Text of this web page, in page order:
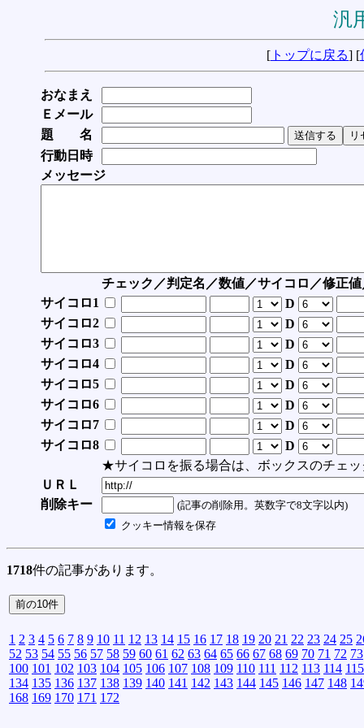
汎
[ トップに戻る] [
おなまえ
Ｅメール
題 名
行動日時
メッセージ
チェック／判定名／数値／サイコロ／修正
サイコロ1
D
サイコロ2
D
サイコロ3
D
サイコロ4
D
サイコロ5
D
サイコロ6
D
サイコロ7
D
サイコロ8
D
★サイコロを振る場合は、ボックスのチェッ
ＵＲＬ
削除キー
(記事の削除用。英数字で8文字以内)
クッキー情報を保存
1718件の記事があります。
1 2 3 4 5 6 7 8 9 10 11 12 13 14 15 16 17 18 19 20 21 22 23 24 25
52 53 54 55 56 57 58 59 60 61 62 63 64 65 66 67 68 69 70 71 72 73
100 101 102 103 104 105 106 107 108 109 110 111 112 113 114 115
134 135 136 137 138 139 140 141 142 143 144 145 146 147 148
168 169 170 171 172